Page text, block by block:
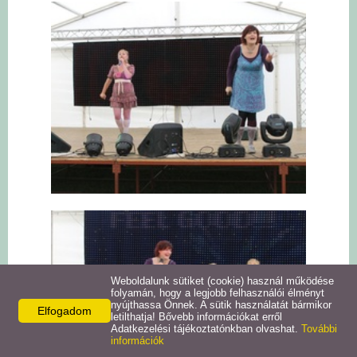
Intézmények
Civil szervezetek
Szolgáltatások
Helyi vállalkozások
Helyi kiadványok
Elfogadom
Weboldalunk sütiket (cookie) használ működése
folyamán, hogy a legjobb felhasználói élményt
nyújthassa Önnek. A sütik használatát bármikor
letilthatja! Bővebb információkat erről
Adatkezelési tájékoztatónkban olvashat. További
információk